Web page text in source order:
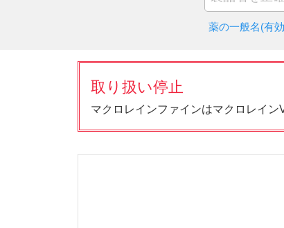
薬の一般名(有
取り扱い停止
マクロレインファインはマクロレイン